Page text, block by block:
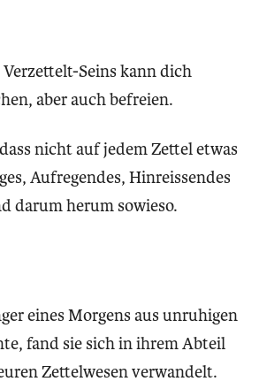
Seins kann dich
aber auch befreien.
nicht auf jedem Zettel etwas
Aufregendes, Hinreissendes
darum herum sowieso.
eines Morgens aus unruhigen
fand sie sich in ihrem Abteil
Zettelwesen verwandelt.